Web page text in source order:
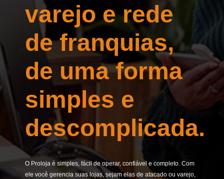
varejo e rede
de franquias,
de uma forma
simples e
descomplicada.
O Proloja é simples, fácil de operar, confiável e completo. Com
ele você gerencia suas lojas, sejam elas de atacado ou varejo,